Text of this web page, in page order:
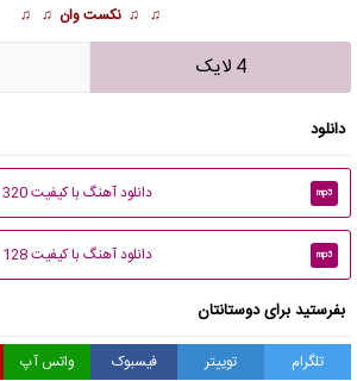
♫ ♫ نکست وان ♫ ♫
4 لایک
دانلود
mp3 دانلود آهنگ با کیفیت 320
mp3 دانلود آهنگ با کیفیت 128
بفرستید برای دوستانتان
تلگرام توییتر فیسبوک واتس آپ